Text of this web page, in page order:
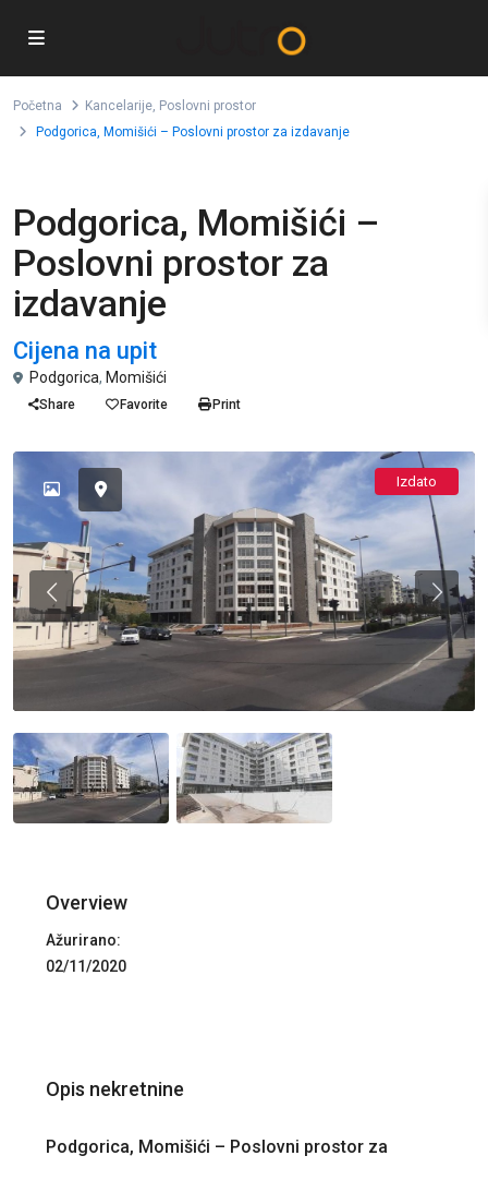
Početna Kancelarije, Poslovni prostor
Podgorica, Momišići – Poslovni prostor za izdavanje
Podgorica, Momišići –
Poslovni prostor za
izdavanje
Cijena na upit
Podgorica, Momišići
Share Favorite Print
Izdato
Previous
Overview
Ažurirano:
02/11/2020
Opis nekretnine
Podgorica, Momišići – Poslovni prostor za